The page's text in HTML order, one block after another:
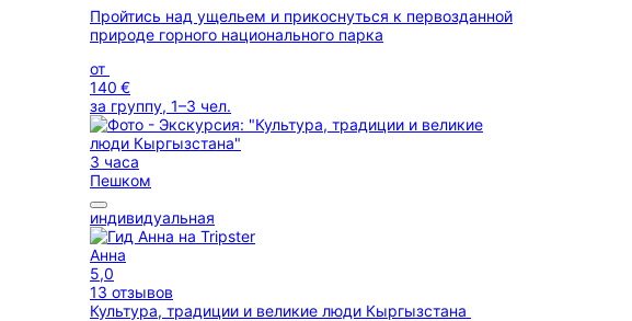
Пройтись над ущельем и прикоснуться к первозданной
природе горного национального парка
от
140 €
за группу, 1–3 чел.
3 часа
Пешком
индивидуальная
Анна
5,0
13 отзывов
Культура, традиции и великие люди Кыргызстана